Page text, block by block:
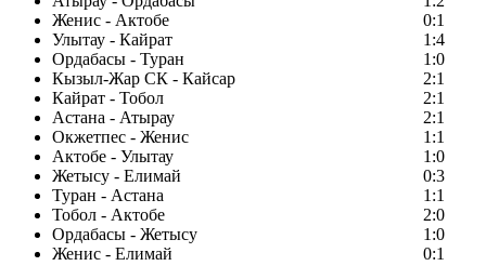
Женис - Актобе
0:1
Улытау - Кайрат
1:4
Ордабасы - Туран
1:0
Кызыл-Жар СК - Кайсар
2:1
Кайрат - Тобол
2:1
Астана - Атырау
2:1
Окжетпес - Женис
1:1
Актобе - Улытау
1:0
Жетысу - Елимай
0:3
Туран - Астана
1:1
Тобол - Актобе
2:0
Ордабасы - Жетысу
1:0
Женис - Елимай
0:1